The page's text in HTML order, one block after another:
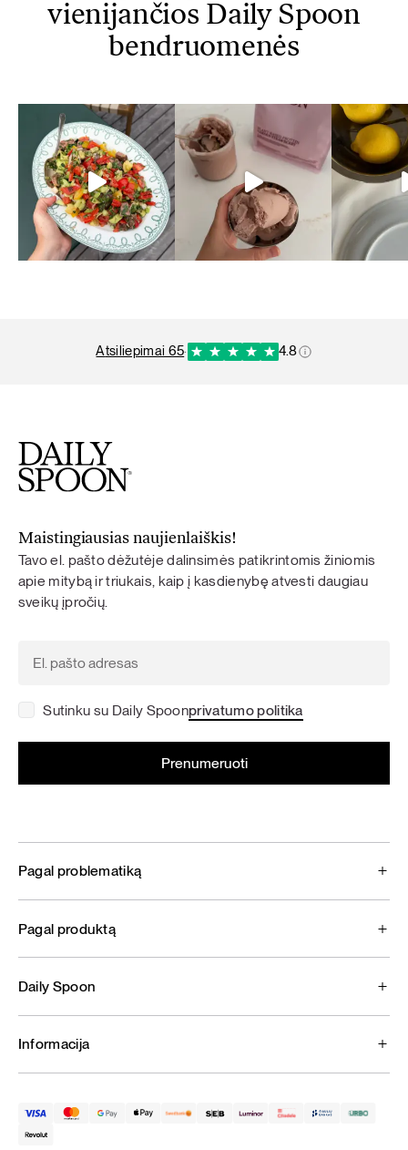
vienijančios Daily Spoon
bendruomenės
atsiliepimai 65· 4.8
Maistingiausias naujienlaiškis!
Tavo el. pašto dėžutėje dalinsimės patikrintomis žiniomis
apie mitybą ir triukais, kaip į kasdienybę atvesti daugiau
sveikų įpročių.
Sutinku su Daily Spoonprivatumo politika
Pagal problematiką
Pagal produktą
Daily Spoon
Informacija